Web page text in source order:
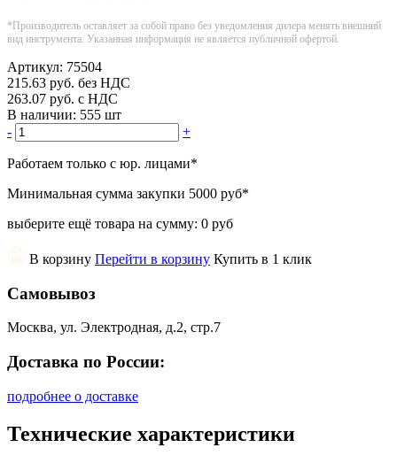
*Производитель оставляет за собой право без уведомления дилера менять внешний
вид инструмента. Указанная информация не является публичной офертой.
Артикул: 75504
215.63 руб. без НДС
263.07 руб. с НДС
В наличии: 555 шт
-
+
Работаем только с юр. лицами*
Минимальная сумма закупки 5000 руб*
выберите ещё товара на сумму: 0 руб
В корзину Перейти в корзину Купить в 1 клик
Самовывоз
Москва, ул. Электродная, д.2, стр.7
Доставка по России:
подробнее о доставке
Технические характеристики